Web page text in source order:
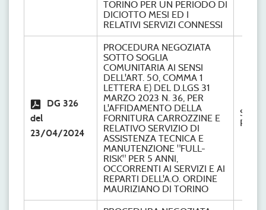
TORINO PER UN PERIODO DI
DICIOTTO MESI ED I
RELATIVI SERVIZI CONNESSI
DG 326
del
23/04/2024
PROCEDURA NEGOZIATA
SOTTO SOGLIA
COMUNITARIA AI SENSI
DELL'ART. 50, COMMA 1
LETTERA E) DEL D.LGS 31
MARZO 2023 N. 36, PER
L'AFFIDAMENTO DELLA
FORNITURA CARROZZINE E
RELATIVO SERVIZIO DI
ASSISTENZA TECNICA E
MANUTENZIONE "FULL-
RISK" PER 5 ANNI,
OCCORRENTI AI SERVIZI E AI
REPARTI DELL'A.O. ORDINE
MAURIZIANO DI TORINO
S.C.